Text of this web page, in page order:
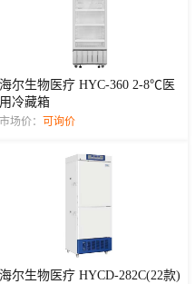
海尔生物医疗 HYC-360 2-8℃医
用冷藏箱
市场价： 可询价
海尔生物医疗 HYCD-282C(22款)